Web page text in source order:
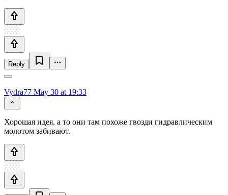
Reply
Vydra77 May 30 at 19:33
Хорошая идея, а то они там похоже гвозди гидравлическим
молотом забивают.